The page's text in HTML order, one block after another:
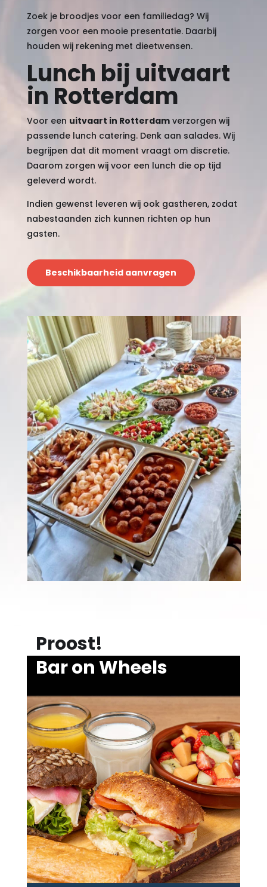
Zoek je broodjes voor een familiedag? Wij
zorgen voor een mooie presentatie. Daarbij
houden wij rekening met dieetwensen.
Lunch bij uitvaart
in Rotterdam
Voor een uitvaart in Rotterdamverzorgen wij
passende lunch catering. Denk aan salades. Wij
begrijpen dat dit moment vraagt om discretie.
Daarom zorgen wij voor een lunch die op tijd
geleverd wordt.
Indien gewenst leveren wij ook gastheren, zodat
nabestaanden zich kunnen richten op hun
gasten.
Beschikbaarheid aanvragen
Proost!
Bar on Wheels